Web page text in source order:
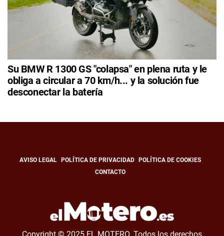
Su BMW R 1300 GS "colapsa" en plena ruta y le
obliga a circular a 70 km/h... y la solución fue
desconectar la batería
AVISO LEGAL POLÍTICA DE PRIVACIDAD
POLÍTICA DE COOKIES
CONTACTO